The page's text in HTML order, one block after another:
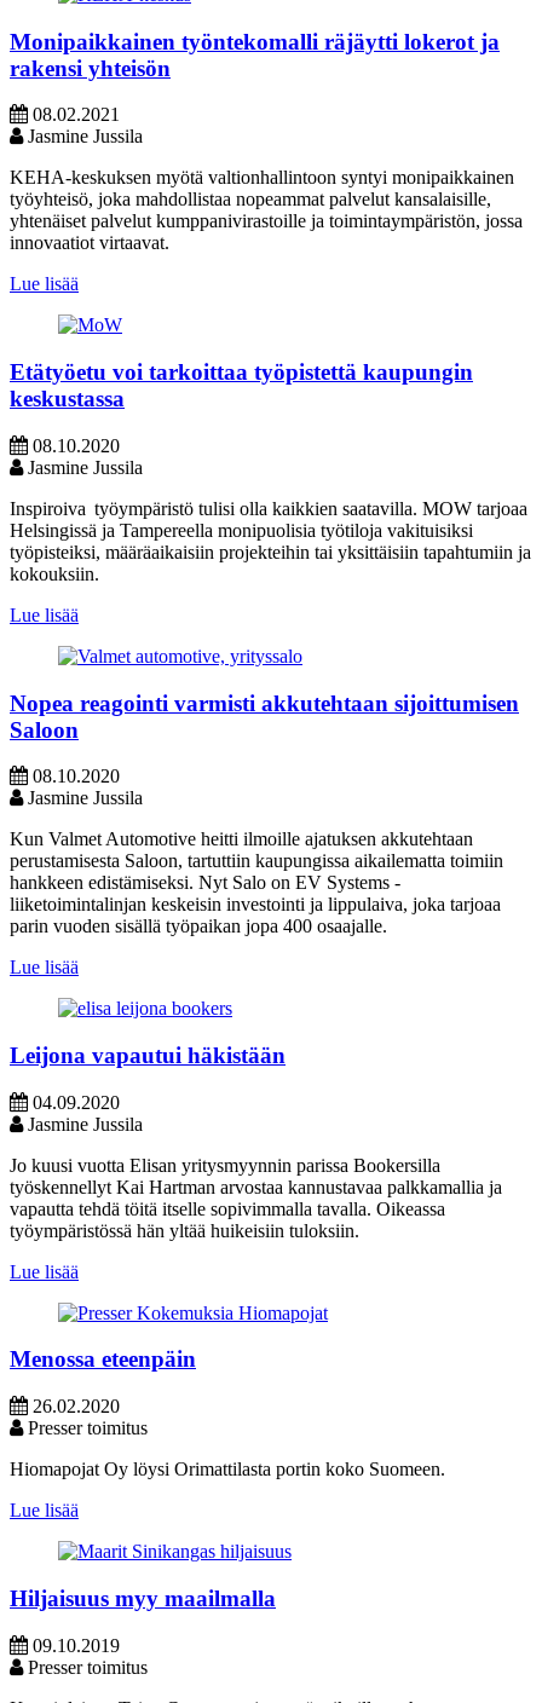
Monipaikkainen työntekomalli räjäytti lokerot ja
rakensi yhteisön
08.02.2021
Jasmine Jussila
KEHA-keskuksen myötä valtionhallintoon syntyi monipaikkainen
työyhteisö, joka mahdollistaa nopeammat palvelut kansalaisille,
yhtenäiset palvelut kumppanivirastoille ja toimintaympäristön, jossa
innovaatiot virtaavat.
Lue lisää
Etätyöetu voi tarkoittaa työpistettä kaupungin
keskustassa
08.10.2020
Jasmine Jussila
Inspiroiva työympäristö tulisi olla kaikkien saatavilla. MOW tarjoaa
Helsingissä ja Tampereella monipuolisia työtiloja vakituisiksi
työpisteiksi, määräaikaisiin projekteihin tai yksittäisiin tapahtumiin ja
kokouksiin.
Lue lisää
Nopea reagointi varmisti akkutehtaan sijoittumisen
Saloon
08.10.2020
Jasmine Jussila
Kun Valmet Automotive heitti ilmoille ajatuksen akkutehtaan
perustamisesta Saloon, tartuttiin kaupungissa aikailematta toimiin
hankkeen edistämiseksi. Nyt Salo on EV Systems -
liiketoimintalinjan keskeisin investointi ja lippulaiva, joka tarjoaa
parin vuoden sisällä työpaikan jopa 400 osaajalle.
Lue lisää
Leijona vapautui häkistään
04.09.2020
Jasmine Jussila
Jo kuusi vuotta Elisan yritysmyynnin parissa Bookersilla
työskennellyt Kai Hartman arvostaa kannustavaa palkkamallia ja
vapautta tehdä töitä itselle sopivimmalla tavalla. Oikeassa
työympäristössä hän yltää huikeisiin tuloksiin.
Lue lisää
Menossa eteenpäin
26.02.2020
Presser toimitus
Hiomapojat Oy löysi Orimattilasta portin koko Suomeen.
Lue lisää
Hiljaisuus myy maailmalla
09.10.2019
Presser toimitus